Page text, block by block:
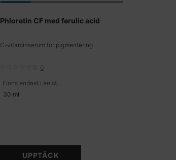
Phloretin CF med ferulic acid
C-vitaminserum för pigmentering
0
30 ml
UPPTÄCK